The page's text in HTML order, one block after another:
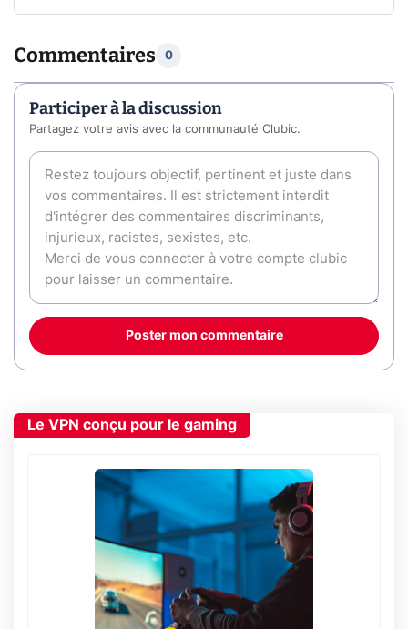
Commentaires 0
Participer à la discussion
Partagez votre avis avec la communauté Clubic.
Poster mon commentaire
Le VPN conçu pour le gaming